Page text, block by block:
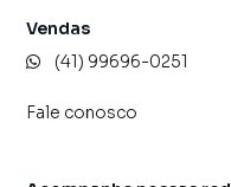
Vendas
(41) 99696-0251
Fale conosco